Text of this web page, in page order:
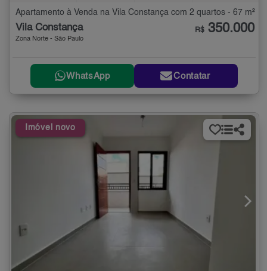
Apartamento à Venda na Vila Constança com 2 quartos - 67 m²
Vila Constança
Zona Norte - São Paulo
R$ 350.000
WhatsApp Contatar
Imóvel novo